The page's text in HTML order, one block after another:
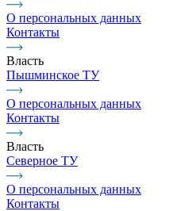
О персональных данных
Контакты
Власть
Пышминское ТУ
О персональных данных
Контакты
Власть
Северное ТУ
О персональных данных
Контакты